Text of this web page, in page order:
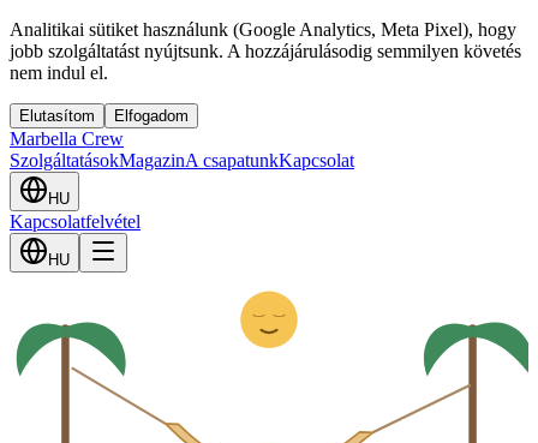
Analitikai sütiket használunk (Google Analytics, Meta Pixel), hogy
jobb szolgáltatást nyújtsunk. A hozzájárulásodig semmilyen követés
nem indul el.
Elutasítom Elfogadom
Marbella Crew
SzolgáltatásokMagazinA csapatunkKapcsolat
HU
Kapcsolatfelvétel
HU